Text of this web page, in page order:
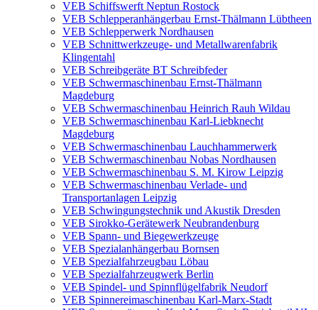
VEB Schiffswerft Neptun Rostock
VEB Schlepperanhängerbau Ernst-Thälmann Lübtheen
VEB Schlepperwerk Nordhausen
VEB Schnittwerkzeuge- und Metallwarenfabrik
Klingentahl
VEB Schreibgeräte BT Schreibfeder
VEB Schwermaschinenbau Ernst-Thälmann
Magdeburg
VEB Schwermaschinenbau Heinrich Rauh Wildau
VEB Schwermaschinenbau Karl-Liebknecht
Magdeburg
VEB Schwermaschinenbau Lauchhammerwerk
VEB Schwermaschinenbau Nobas Nordhausen
VEB Schwermaschinenbau S. M. Kirow Leipzig
VEB Schwermaschinenbau Verlade- und
Transportanlagen Leipzig
VEB Schwingungstechnik und Akustik Dresden
VEB Sirokko-Gerätewerk Neubrandenburg
VEB Spann- und Biegewerkzeuge
VEB Spezialanhängerbau Bornsen
VEB Spezialfahrzeugbau Löbau
VEB Spezialfahrzeugwerk Berlin
VEB Spindel- und Spinnflügelfabrik Neudorf
VEB Spinnereimaschinenbau Karl-Marx-Stadt